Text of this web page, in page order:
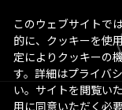
このウェブサイトで
的に、クッキーを使
定によりクッキーの
す。詳細はプライバ
い。サイトを閲覧い
用に同意いただく必